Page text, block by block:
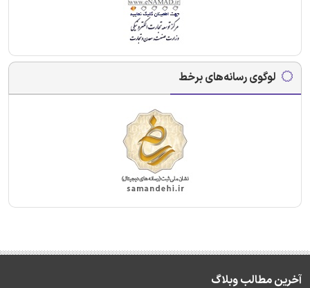
لوگوی رسانه‌های برخط
آخرین مطالب وبلاگ